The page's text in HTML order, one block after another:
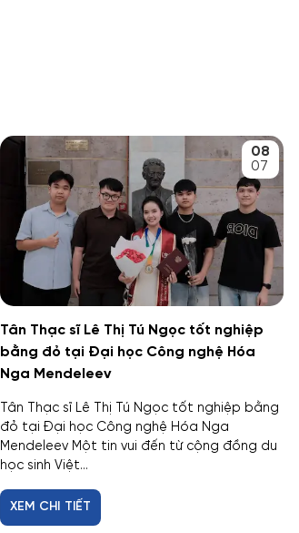
08
07
Tân Thạc sĩ Lê Thị Tú Ngọc tốt nghiệp
bằng đỏ tại Đại học Công nghệ Hóa
Nga Mendeleev
Tân Thạc sĩ Lê Thị Tú Ngọc tốt nghiệp bằng
đỏ tại Đại học Công nghệ Hóa Nga
Mendeleev Một tin vui đến từ cộng đồng du
học sinh Việt...
XEM CHI TIẾT